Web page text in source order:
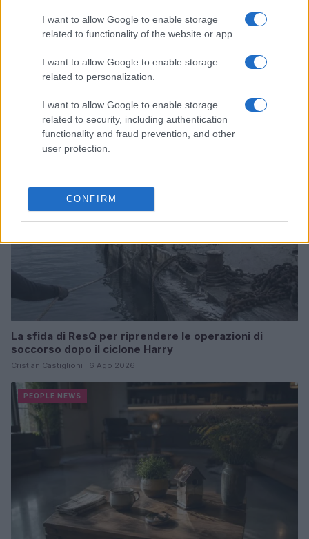
I want to allow Google to enable storage
related to functionality of the website or app.
I want to allow Google to enable storage
related to personalization.
I want to allow Google to enable storage
related to security, including authentication
functionality and fraud prevention, and other
user protection.
CONFIRM
Continua a leggere
PEOPLE NEWS
La sfida di ResQ per riprendere le operazioni di
soccorso dopo il ciclone Harry
Cristian Castiglioni · 6 Ago 2026
PEOPLE NEWS